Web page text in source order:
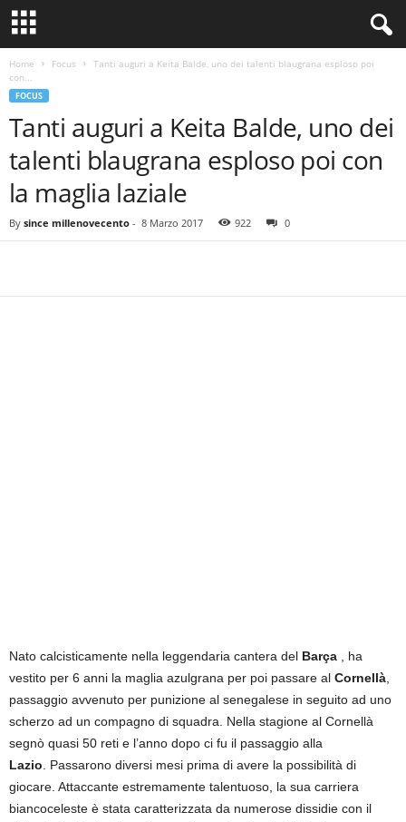
Home Focus
Tanti auguri a Keita Balde, uno dei talenti blaugrana esploso poi
con...
FOCUS
Tanti auguri a Keita Balde, uno dei
talenti blaugrana esploso poi con
la maglia laziale
By since millenovecento - 8 Marzo 2017 922 0
Nato calcisticamente nella leggendaria cantera del Barça , ha
vestito per 6 anni la maglia azulgrana per poi passare al Cornellà
passaggio avvenuto per punizione al senegalese in seguito ad uno
scherzo ad un compagno di squadra. Nella stagione al Cornellà
segnò quasi 50 reti e l’anno dopo ci fu il passaggio alla
Lazio . Passarono diversi mesi prima di avere la possibilità di
giocare. Attaccante estremamente talentuoso, la sua carriera
biancoceleste è stata caratterizzata da numerose dissidie con il